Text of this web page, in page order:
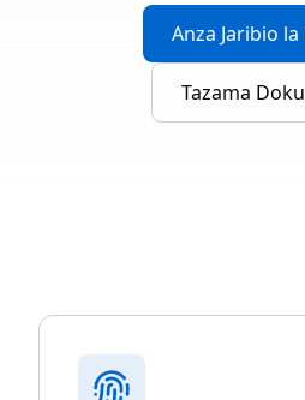
Anza Jaribio
Tazama